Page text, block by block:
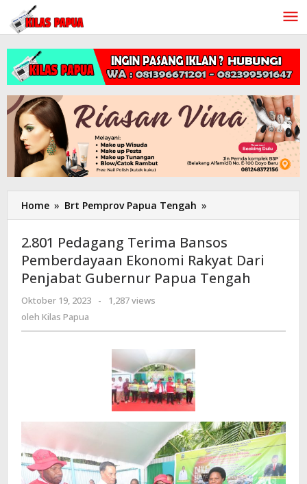
Lewati
konten
Home » Brt Pemprov Papua Tengah »
Pedagang
Bansos
Pemberdayaan
Ekonomi
Gubernur
2.801 Pedagang Terima Bansos
Pemberdayaan Ekonomi Rakyat Dari
Penjabat Gubernur Papua Tengah
Oktober 19, 2023
oleh
-
1,287 views
oleh Kilas Papua